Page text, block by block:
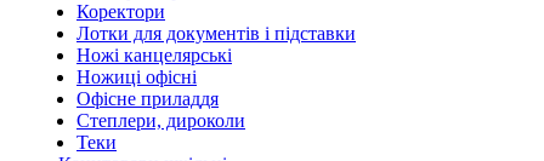
Коректори
Лотки для документів і підставки
Ножі канцелярські
Ножиці офісні
Офісне приладдя
Степлери, дироколи
Теки